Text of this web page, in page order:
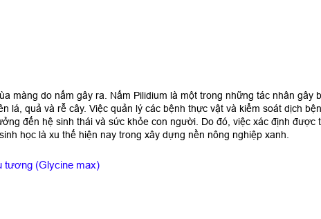
màng do nấm gây ra. Nấm Pilidium là một trong những tác nhân gây b
lá, quả và rễ cây. Việc quản lý các bệnh thực vật và kiểm soát dịch bệ
ởng đến hệ sinh thái và sức khỏe con người. Do đó, việc xác định được
học là xu thế hiện nay trong xây dựng nền nông nghiệp xanh.
tương (Glycine max)